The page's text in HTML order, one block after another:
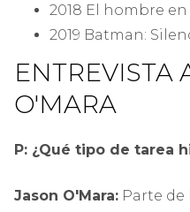
2018 El hombre
2019 Batman:
ENTREVISTA
O'MARA
P: ¿Qué tipo de tarea
Jason O'Mara: Parte